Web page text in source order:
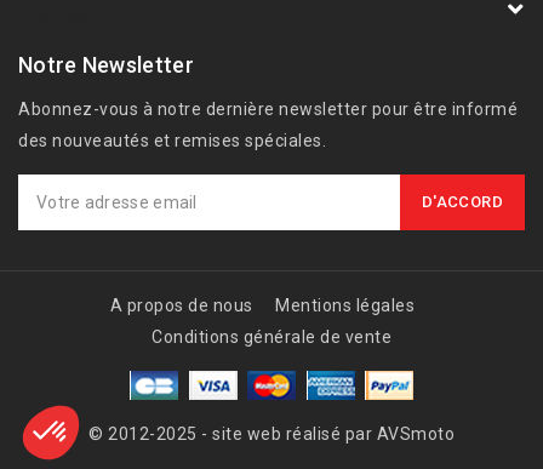
Notre Newsletter
Abonnez-vous à notre dernière newsletter pour être informé
des nouveautés et remises spéciales.
A propos de nous
Mentions légales
Conditions générale de vente
© 2012-2025 - site web réalisé par AVSmoto